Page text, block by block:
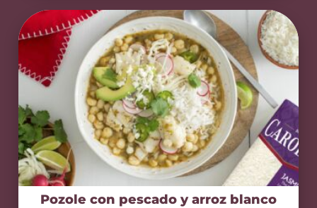
Pozole con pescado y arroz blanco